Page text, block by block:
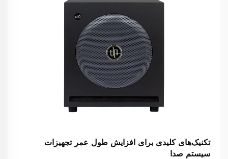
تکنیک‌های کلیدی برای افزایش طول عمر تجهیزات
سیستم صدا